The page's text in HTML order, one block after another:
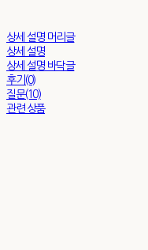
상세 설명 머리글
상세 설명
상세 설명 바닥글
후기(0)
질문(10)
관련 상품